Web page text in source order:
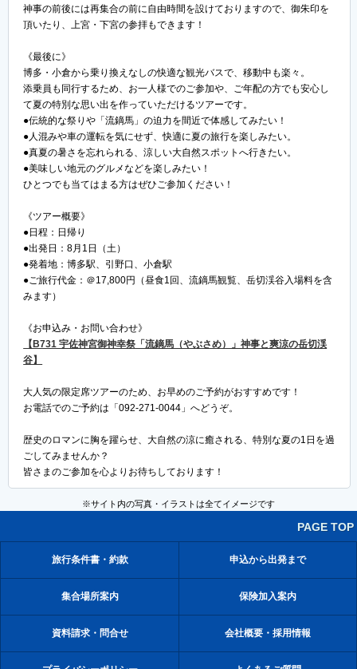
神事の前後には再集合の前に自由時間を設けておりますので、御朱印を
頂いたり、上宮・下宮の参拝もできます！
《最後に》
博多・小倉から乗り換えなしの快適な観光バスで、移動中も楽々。
添乗員も同行するため、お一人様でのご参加や、ご年配の方でも安心し
て夏の特別な思い出を作っていただけるツアーです。
●伝統的な祭りや「流鏑馬」の迫力を間近で体感してみたい！
●人混みや車の運転を気にせず、快適に夏の旅行を楽しみたい。
●真夏の暑さを忘れられる、涼しい大自然スポットへ行きたい。
●美味しい地元のグルメなどを楽しみたい！
ひとつでも当てはまる方はぜひご参加ください！
《ツアー概要》
●日程：日帰り
●出発日：8月1日（土）
●発着地：博多駅、引野口、小倉駅
●ご旅行代金：＠17,800円（昼食1回、流鏑馬観覧、岳切渓谷入場料を含
みます）
《お申込み・お問い合わせ》
【B731 宇佐神宮御神幸祭「流鏑馬（やぶさめ）」神事と爽涼の岳切渓
谷】
大人気の限定席ツアーのため、お早めのご予約がおすすめです！
お電話でのご予約は「092-271-0044」へどうぞ。
歴史のロマンに胸を躍らせ、大自然の涼に癒される、特別な夏の1日を過
ごしてみませんか？
皆さまのご参加を心よりお待ちしております！
PAGE TOP
※サイト内の写真・イラストは全てイメージです
旅行条件書・約款 申込から出発まで
集合場所案内 保険加入案内
資料請求・問合せ 会社概要・採用情報